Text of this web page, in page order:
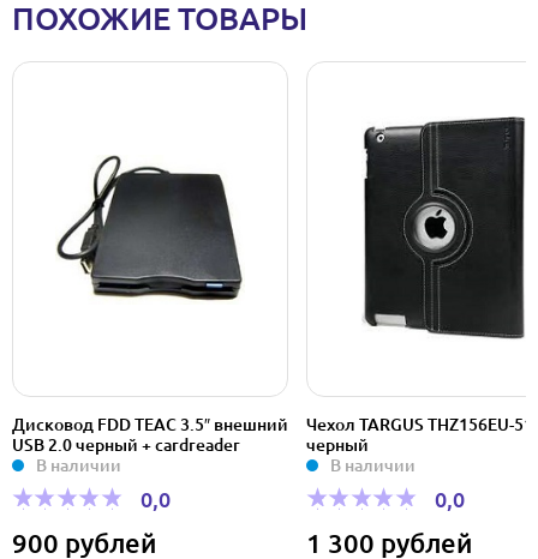
ПОХОЖИЕ ТОВАРЫ
Дисковод FDD TEAC 3.5″ внешний
USB 2.0 черный + cardreader
В наличии
0,0
900 рублей
Чехол TARGUS THZ156EU-51,
черный
В наличии
0,0
1 300 рублей